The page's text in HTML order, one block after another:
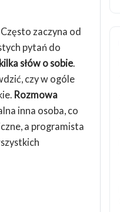
zaczyna od
pytań do
kilka słów o sobie
czy w ogóle
Rozmowa
inna osoba, co
a programista